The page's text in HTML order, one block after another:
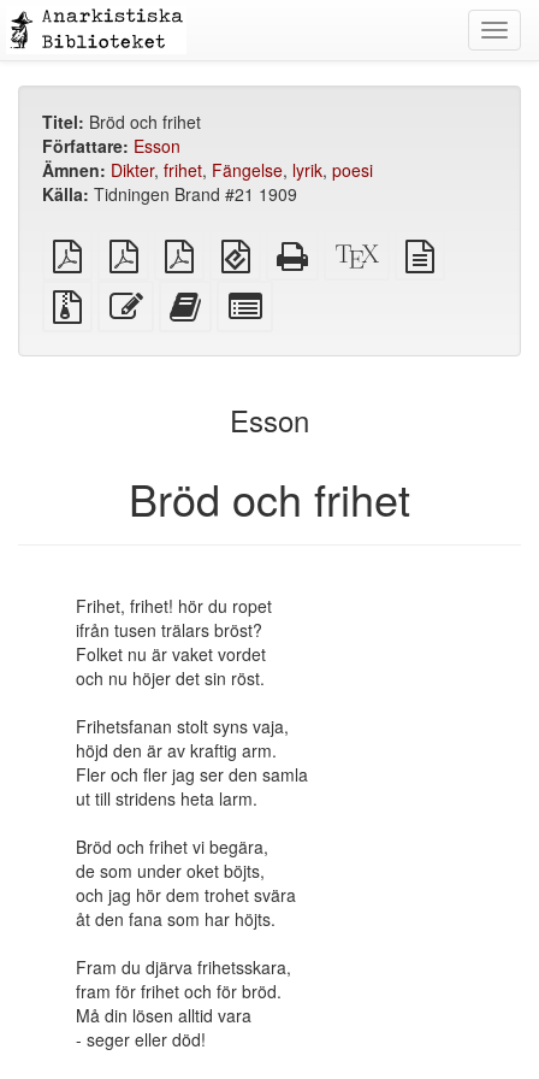
Titel: Bröd och frihet
Författare: Esson
Ämnen: Dikter, frihet, Fängelse, lyrik, poesi
Källa: Tidningen Brand #21 1909
plain
PDF
A4
imposed
PDF
Letter
imposed
PDF
EPUB
(för
mobila
enheter)
Fristående
HTML
XeLaTeX
källa
Källfiler
med
Redigera
denna
Lägg
text
bokskaparen
for
bookbuilder
Esson
Bröd och frihet
Frihet, frihet! hör du ropet
ifrån tusen trälars bröst?
Folket nu är vaket vordet
och nu höjer det sin röst.
Frihetsfanan stolt syns vaja,
höjd den är av kraftig arm.
Fler och fler jag ser den samla
ut till stridens heta larm.
Bröd och frihet vi begära,
de som under oket böjts,
och jag hör dem trohet svära
åt den fana som har höjts.
Fram du djärva frihetsskara,
fram för frihet och för bröd.
Må din lösen alltid vara
- seger eller död!